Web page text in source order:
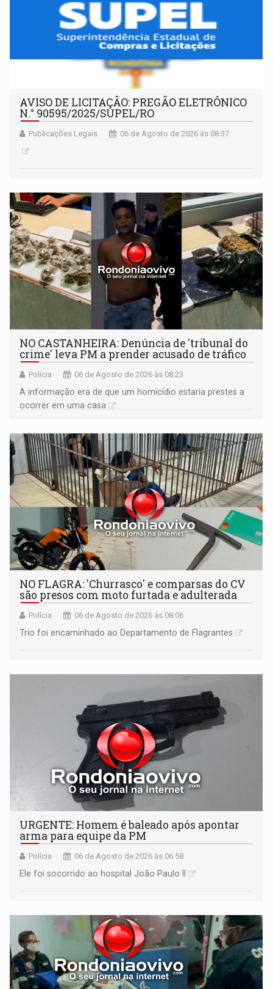
AVISO DE LICITAÇÃO: PREGÃO ELETRÔNICO
N.° 90595/2025/SUPEL/RO
Publicações Legais 06 de Agosto de 2026 às 08:37
NO CASTANHEIRA: ​Denúncia de 'tribunal do
crime' leva PM a prender acusado de tráfico
Polícia 06 de Agosto de 2026 às 08:23
A informação era de que um homicídio estaria prestes a
ocorrer em uma casa
NO FLAGRA: 'Churrasco' e comparsas do CV
são presos com moto furtada e adulterada
Polícia 06 de Agosto de 2026 às 08:06
Trio foi encaminhado ao Departamento de Flagrantes
URGENTE: Homem é baleado após apontar
arma para equipe da PM
Polícia 06 de Agosto de 2026 às 06:58
Ele foi socorrido ao hospital João Paulo II